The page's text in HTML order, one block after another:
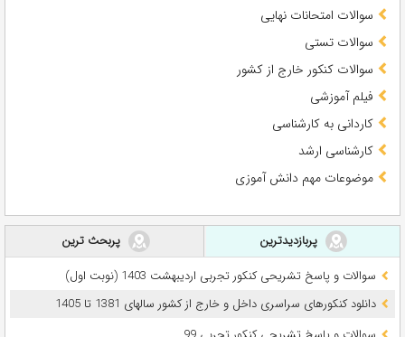
سوالات امتحانات نهایی
سوالات تستی
سوالات کنکور خارج از کشور
فیلم آموزشی
کاردانی به کارشناسی
کارشناسی ارشد
موضوعات مهم دانش آموزی
پربازدیدترین
پربحث ترین
سوالات و پاسخ تشریحی کنکور تجربی اردیبهشت 1403 (نوبت اول)
دانلود کنکورهای سراسری داخل و خارج از کشور سالهای 1381 تا 1405